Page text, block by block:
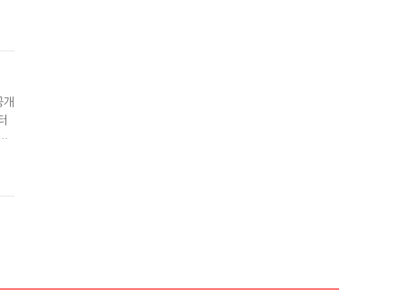
개